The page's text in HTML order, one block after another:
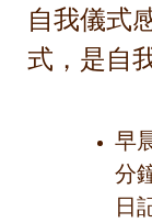
自我儀式
式，是自
早
分
日